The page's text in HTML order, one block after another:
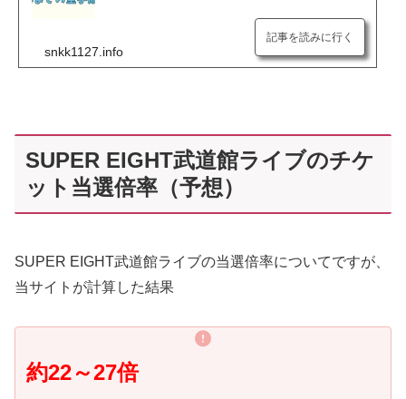
記事を読みに行く
snkk1127.info
SUPER EIGHT武道館ライブのチケ
ット当選倍率（予想）
SUPER EIGHT武道館ライブの当選倍率についてですが、
当サイトが計算した結果
約22～27倍